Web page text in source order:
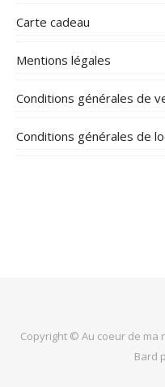
Carte cadeau
Mentions légales
Conditions générales de
Conditions générales de
Copyright © Au coeur de
Bard